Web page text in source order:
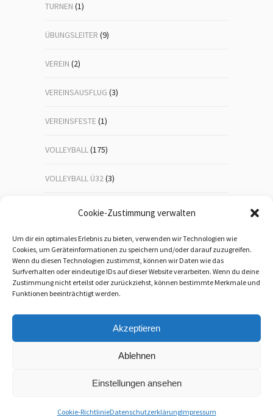
Cookie-Zustimmung verwalten
Um dir ein optimales Erlebnis zu bieten, verwenden wir Technologien wie
Cookies, um Geräteinformationen zu speichern und/oder darauf zuzugreifen.
Wenn du diesen Technologien zustimmst, können wir Daten wie das
Surfverhalten oder eindeutige IDs auf dieser Website verarbeiten. Wenn du deine
Zustimmung nicht erteilst oder zurückziehst, können bestimmte Merkmale und
Funktionen beeinträchtigt werden.
Akzeptieren
Ablehnen
Einstellungen ansehen
Cookie-RichtlinieDatenschutzerklärungImpressum
TURNEN (1)
ÜBUNGSLEITER (9)
VEREIN (2)
VEREINSAUSFLUG (3)
VEREINSFESTE(1)
VOLLEYBALL(175)
VOLLEYBALL Ü32(3)
VOLLEYBALL-JUGEND (23)
WANDERN(192)
WEIHNACHTSFEIER(1)
WEITERBILDUNG(5)